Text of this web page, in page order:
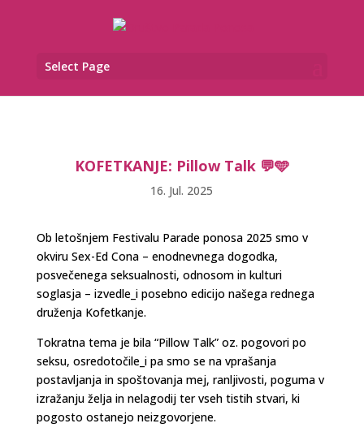
Select Page
KOFETKANJE: Pillow Talk 💬🩵
16. Jul. 2025
Ob letošnjem Festivalu Parade ponosa 2025 smo v
okviru Sex-Ed Cona – enodnevnega dogodka,
posvečenega seksualnosti, odnosom in kulturi
soglasja – izvedle_i posebno edicijo našega rednega
druženja Kofetkanje.
Tokratna tema je bila “Pillow Talk” oz. pogovori po
seksu, osredotočile_i pa smo se na vprašanja
postavljanja in spoštovanja mej, ranljivosti, poguma v
izražanju želja in nelagodij ter vseh tistih stvari, ki
pogosto ostanejo neizgovorjene.